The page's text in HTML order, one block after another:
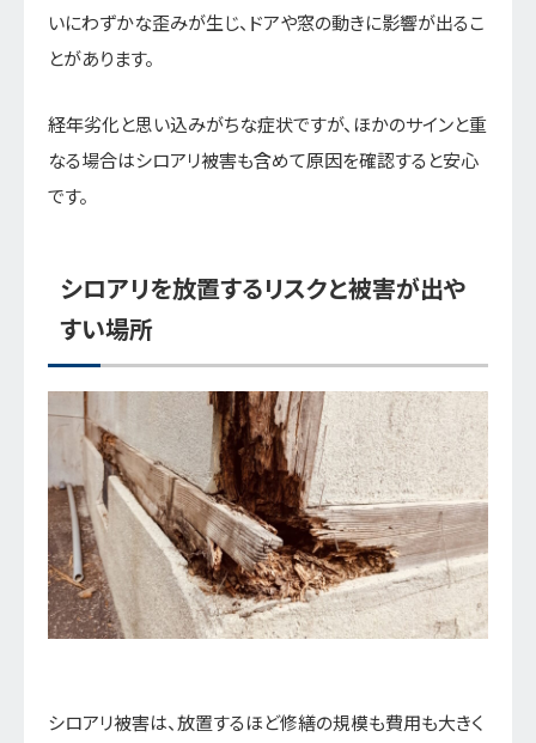
いにわずかな歪みが生じ、ドアや窓の動きに影響が出るこ
とがあります。
経年劣化と思い込みがちな症状ですが、ほかのサインと重
なる場合はシロアリ被害も含めて原因を確認すると安心
です。
シロアリを放置するリスクと被害が出や
すい場所
シロアリ被害は、放置するほど修繕の規模も費用も大きく